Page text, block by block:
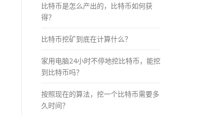
比特币是怎么产出的，比特币如何获
得？
比特币挖矿到底在计算什么？
家用电脑24小时不停地挖比特币，能挖
到比特币吗？
按照现在的算法，挖一个比特币需要多
久时间？